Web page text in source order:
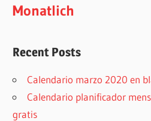
Monatlich
Recent Posts
Calendario marzo 2020 en
Calendario planificador
gratis